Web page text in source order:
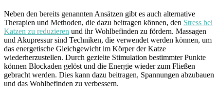
Neben den bereits genannten Ansätzen gibt es auch alternative
Therapien und Methoden, die dazu beitragen können, den Stress bei
Katzen zu reduzieren und ihr Wohlbefinden zu fördern. Massagen
und Akupressur sind Techniken, die verwendet werden können, um
das energetische Gleichgewicht im Körper der Katze
wiederherzustellen. Durch gezielte Stimulation bestimmter Punkte
können Blockaden gelöst und die Energie wieder zum Fließen
gebracht werden. Dies kann dazu beitragen, Spannungen abzubauen
und das Wohlbefinden zu verbessern.